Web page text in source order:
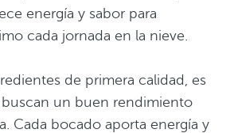
energía y sabor para
cada jornada en la nieve.
de primera calidad, es
buscan un buen rendimiento
Cada bocado aporta energía y